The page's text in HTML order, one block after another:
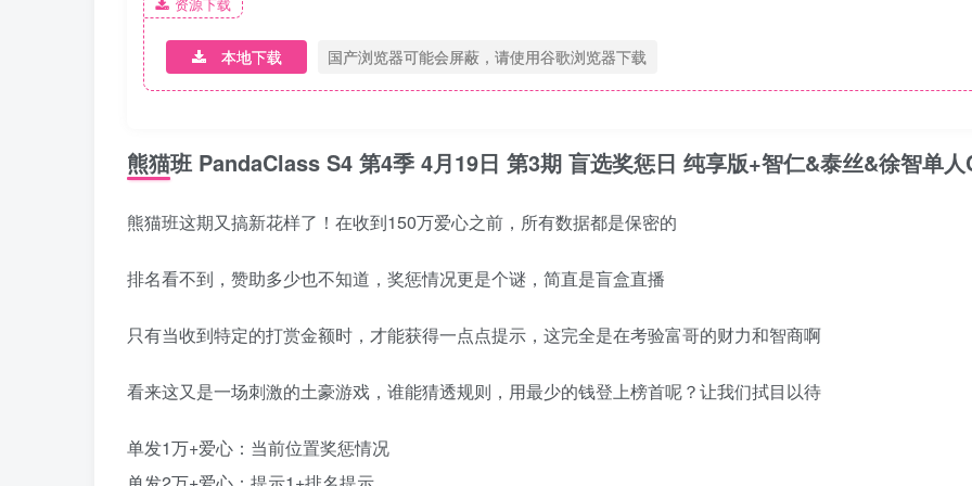
本地下载 国产浏览器可能会屏蔽，请使用谷歌浏览器下载
熊猫班 PandaClass S4 第4季 4月19日 第3期 盲选奖惩日 纯享版+智仁&泰丝&徐智单
熊猫班这期又搞新花样了！在收到150万爱心之前，所有数据都是保密的
排名看不到，赞助多少也不知道，奖惩情况更是个谜，简直是盲盒直播
只有当收到特定的打赏金额时，才能获得一点点提示，这完全是在考验富哥的财力和智商啊
看来这又是一场刺激的土豪游戏，谁能猜透规则，用最少的钱登上榜首呢？让我们拭目以待
单发1万+爱心：当前位置奖惩情况